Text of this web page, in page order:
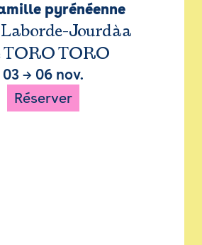
pyrénéenne
Jourdàa
TORO TORO
03 → 06 nov.
Réserver